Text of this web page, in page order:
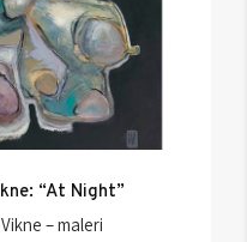
“At Night”
– maleri